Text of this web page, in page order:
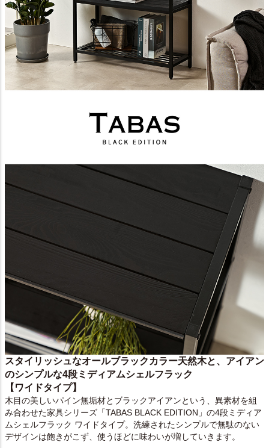
スタイリッシュなオールブラックカラー天然木と、アイアン
のシンプルな4段ミディアムシェルフラック
【ワイドタイプ】
木目の美しいパイン無垢材とブラックアイアンという、異素材を組
み合わせた家具シリーズ「TABAS BLACK EDITION」の4段ミディア
ムシェルフラック ワイドタイプ。洗練されたシンプルで無駄のない
デザインは飽きがこず、使うほどに味わいが増していきます。